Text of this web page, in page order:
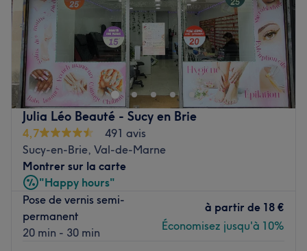
Dimanche
10:00–20:00
Bienvenue à l’institut de beauté Les Saisons des Beautés,
situé à Maisons-Alfort, votre nouvelle adresse dédiée à
la détente et au bien-être.
L’institut vous propose des prestations personnalisées
ainsi qu’une large gamme de soins esthétiques et de
bien-être adaptés à vos besoins. Votre esthéticienne
expérimentée,Linya , vous accueille avec
professionnalisme et met tout en œuvre pour vous offrir
une expérience unique, relaxante et agréable. Découvrez
une sélection de soins soigneusement choisis pour
sublimer votre beauté et profiter d’un véritable moment
de détente.
Julia Léo Beauté - Sucy en Brie
4,7
491 avis
Sucy-en-Brie, Val-de-Marne
Montrer sur la carte
"Happy hours"
Pose de vernis semi-
permanent
20 min - 30 min
à partir de 18 €
Économisez jusqu'à 10%